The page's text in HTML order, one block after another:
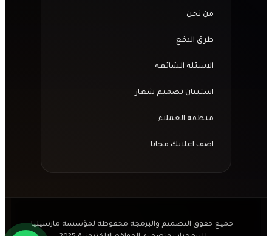
من نحن
طرق الدفع
الاسئلة الشائعه
استبيان تصميم شعار
منطقة العملاء
اضف اعلانك مجانا
جميع حقوق التصميم والبرمجة محفوظة لمؤسسة مارسيليا